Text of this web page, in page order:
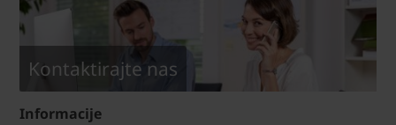
Kontaktirajte nas
Informacije